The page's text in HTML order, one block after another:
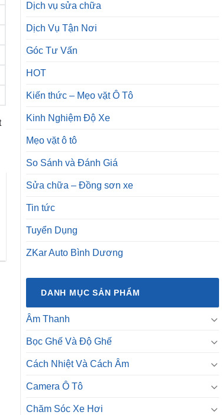
Dịch vụ sửa chữa
Dịch Vụ Tận Nơi
Góc Tư Vấn
HOT
Kiến thức – Mẹo vặt Ô Tô
Kinh Nghiệm Độ Xe
Mẹo vặt ô tô
So Sánh và Đánh Giá
Sửa chữa – Đồng sơn xe
Tin tức
Tuyển Dụng
ZKar Auto Bình Dương
DANH MỤC SẢN PHẨM
Âm Thanh
Bọc Ghế Và Độ Ghế
Cách Nhiệt Và Cách Âm
Camera Ô Tô
Chăm Sóc Xe Hơi